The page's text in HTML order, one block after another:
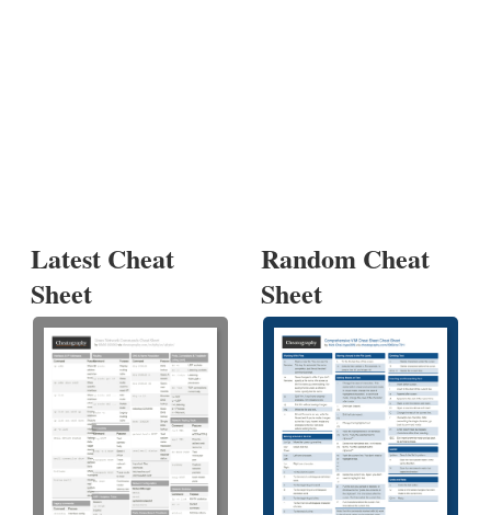
Latest Cheat
Sheet
Random Cheat
Sheet